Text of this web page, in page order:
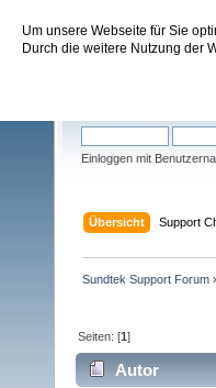
Um unsere Webseite für Sie
Durch die weitere Nutzung der
Sundtek
Einloggen mit
Übersicht Support
Sundtek Support Forum
Seiten: [1]
Autor